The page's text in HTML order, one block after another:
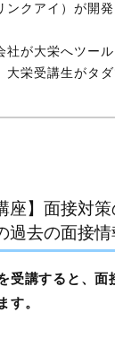
ンクアイ）が開
社が大栄へツー
大栄受講生がタ
座】面接対
過去の面接
受講すると、面
す。